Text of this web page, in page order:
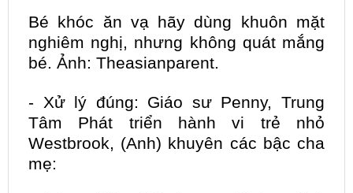
Bé khóc ăn vạ hãy dùng khuôn mặt
nghiêm nghị, nhưng không quát mắng
bé. Ảnh: Theasianparent.
- Xử lý đúng: Giáo sư Penny, Trung
Tâm Phát triển hành vi trẻ nhỏ
Westbrook, (Anh) khuyên các bậc cha
mẹ: